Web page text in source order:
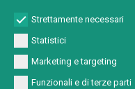
Soluzioni personalizzate
Strettamente necessari
Statistici
Marketing e targeting
Funzionali e di terze parti